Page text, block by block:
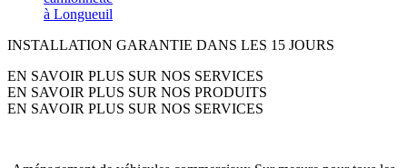
INSTALLATION GARANTIE DANS LES 15 JOURS
EN SAVOIR PLUS SUR NOS SERVICES
EN SAVOIR PLUS SUR NOS PRODUITS
EN SAVOIR PLUS SUR NOS SERVICES